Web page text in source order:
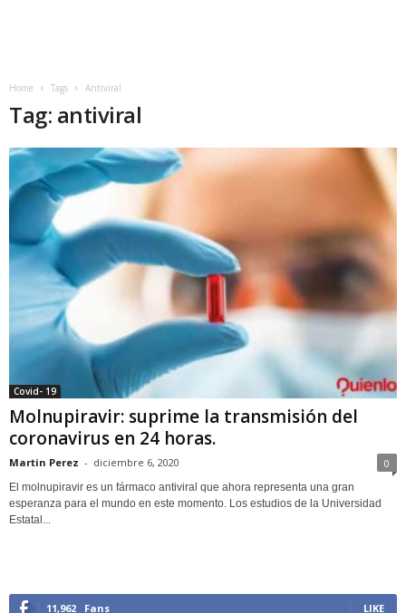
Home Tags Antiviral
Tag: antiviral
Covid- 19
Molnupiravir: suprime la transmisión del
coronavirus en 24 horas.
Martin Perez - diciembre 6, 2020 0
El molnupiravir es un fármaco antiviral que ahora representa una gran
esperanza para el mundo en este momento. Los estudios de la Universidad
Estatal...
11,962 Fans LIKE